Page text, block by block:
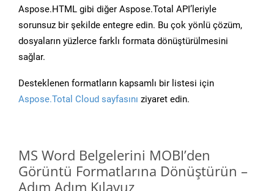
Aspose.HTML gibi diğer Aspose.Total API’leriyle
sorunsuz bir şekilde entegre edin. Bu çok yönlü çözüm,
dosyaların yüzlerce farklı formata dönüştürülmesini
sağlar.
Desteklenen formatların kapsamlı bir listesi için
Aspose.Total Cloud sayfasını ziyaret edin.
MS Word Belgelerini MOBI’den
Görüntü Formatlarına Dönüştürün –
Adım Adım Kılavuz